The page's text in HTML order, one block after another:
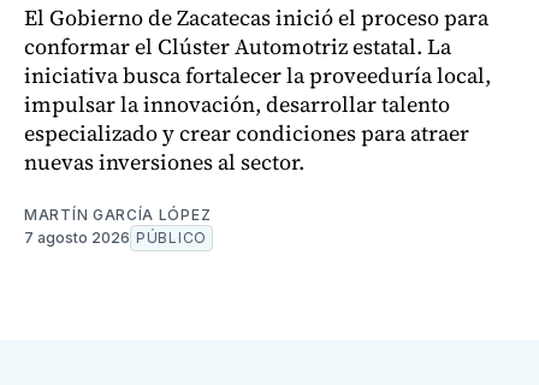
El Gobierno de Zacatecas inició el proceso para
conformar el Clúster Automotriz estatal. La
iniciativa busca fortalecer la proveeduría local,
impulsar la innovación, desarrollar talento
especializado y crear condiciones para atraer
nuevas inversiones al sector.
MARTÍN GARCÍA LÓPEZ
7 agosto 2026 PÚBLICO